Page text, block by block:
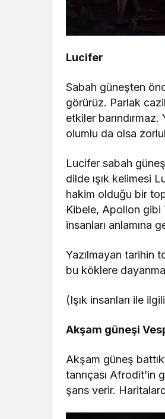
Lucifer
Sabah güneşten
görürüz. Parlak
etkiler
olumlu da olsa
Lucifer sabah
dilde ışık kelimesi
hakim olduğu bir
Kibele, Apollon gibi
insanları anlamına
Yazılmayan tarihin
bu köklere
(Işık insanları ile
Akşam güneşi
Akşam güneş
tanrıçası
şans verir.